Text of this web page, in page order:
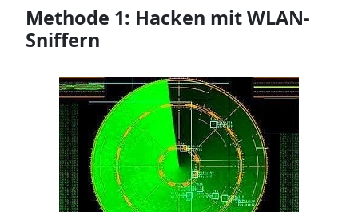
Methode 1: Hacken mit WLAN-
Sniffern